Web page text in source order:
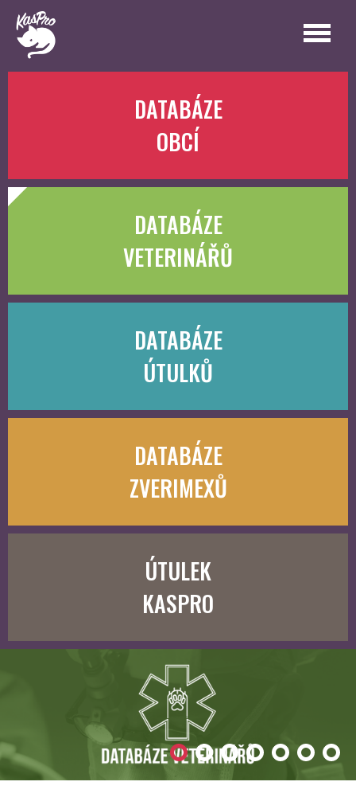
DATABÁZE
OBCÍ
DATABÁZE
VETERINÁŘŮ
DATABÁZE
ÚTULKŮ
DATABÁZE
ZVERIMEXŮ
ÚTULEK
KASPRO